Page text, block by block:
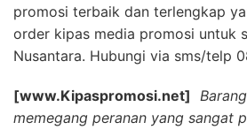
promosi terbaik dan terlengkap
order kipas media promosi untuk
Nusantara. Hubungi via sms/telp
[www.Kipaspromosi.net]
memegang peranan yang sangat